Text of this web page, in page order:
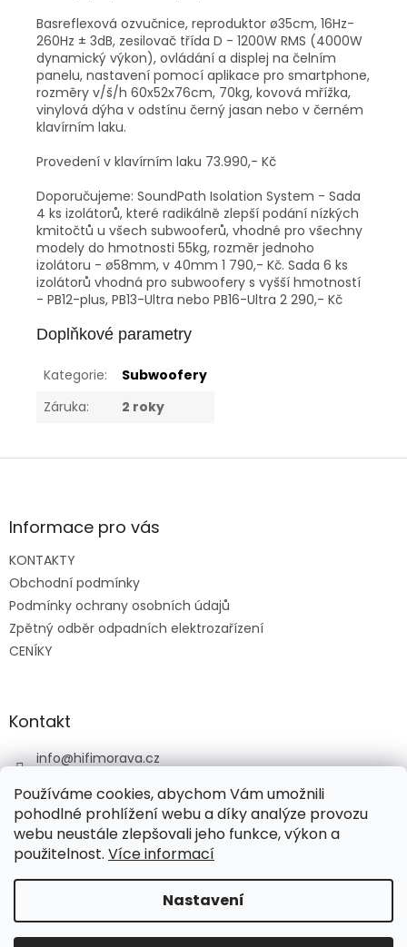
Používáme cookies, abychom Vám umožnili
pohodlné prohlížení webu a díky analýze provozu
webu neustále zlepšovali jeho funkce, výkon a
použitelnost. Více informací
Nastavení
Basreflexová ozvučnice, reproduktor ø35cm, 16Hz-
260Hz ± 3dB, zesilovač třída D - 1200W RMS (4000W
dynamický výkon), ovládání a displej na čelním
panelu, nastavení pomocí aplikace pro smartphone,
rozměry v/š/h 60x52x76cm, 70kg, kovová mřížka,
vinylová dýha v odstínu černý jasan nebo v černém
klavírním laku.
Provedení v klavírním laku 73.990,- Kč
Doporučujeme: SoundPath Isolation System - Sada
4 ks izolátorů, které radikálně zlepší podání nízkých
kmitočtů u všech subwooferů, vhodné pro všechny
modely do hmotnosti 55kg, rozměr jednoho
izolátoru - ø58mm, v 40mm 1 790,- Kč. Sada 6 ks
izolátorů vhodná pro subwoofery s vyšší hmotností
- PB12-plus, PB13-Ultra nebo PB16-Ultra 2 290,- Kč
Doplňkové parametry
Kategorie:
Subwoofery
Záruka: 2 roky
Z
aInformace pro vás
KONTAKTY
Obchodní podmínky
Podmínky ochrany osobních údajů
Zpětný odběr odpadních elektrozařízení
CENÍKY
Kontakt
info@hifimorava.cz
+420 722 705 125
+420 774 037 152
HI-FI Morava
Vytvořil Shoptet